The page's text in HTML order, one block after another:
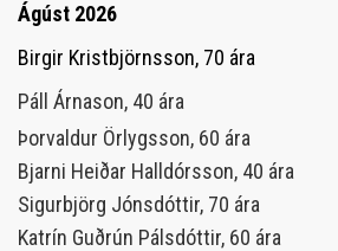
Ágúst 2026
Birgir Kristbjörnsson, 70 ára
Páll Árnason, 40 ára
Þorvaldur Örlygsson, 60 ára
Bjarni Heiðar Halldórsson, 40 ára
Sigurbjörg Jónsdóttir, 70 ára
Katrín Guðrún Pálsdóttir, 60 ára